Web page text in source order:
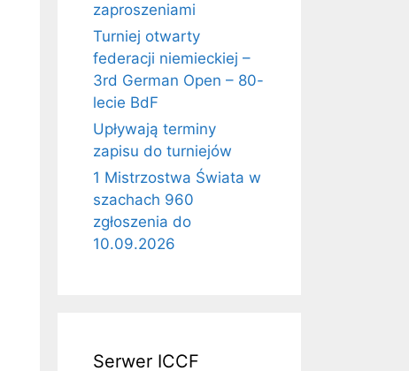
zaproszeniami
Turniej otwarty
federacji niemieckiej –
3rd German Open – 80-
lecie BdF
Upływają terminy
zapisu do turniejów
1 Mistrzostwa Świata w
szachach 960
zgłoszenia do
10.09.2026
Serwer ICCF